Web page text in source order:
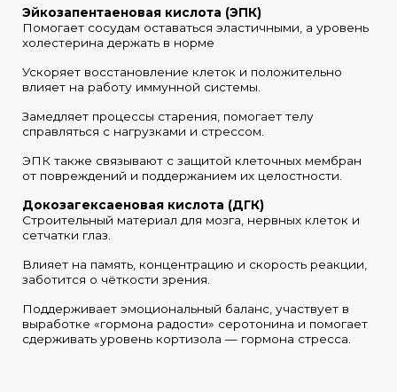
Эйкозапентаеновая кислота (ЭПК)
Помогает сосудам оставаться эластичными, а уровень
холестерина держать в норме
Ускоряет восстановление клеток и положительно
влияет на работу иммунной системы.
Замедляет процессы старения, помогает телу
справляться с нагрузками и стрессом.
ЭПК также связывают с защитой клеточных мембран
от повреждений и поддержанием их целостности.
Докозагексаеновая кислота (ДГК)
Строительный материал для мозга, нервных клеток и
сетчатки глаз.
Влияет на память, концентрацию и скорость реакции,
заботится о чёткости зрения.
Поддерживает эмоциональный баланс, участвует в
выработке «гормона радости» серотонина и помогает
сдерживать уровень кортизола — гормона стресса.